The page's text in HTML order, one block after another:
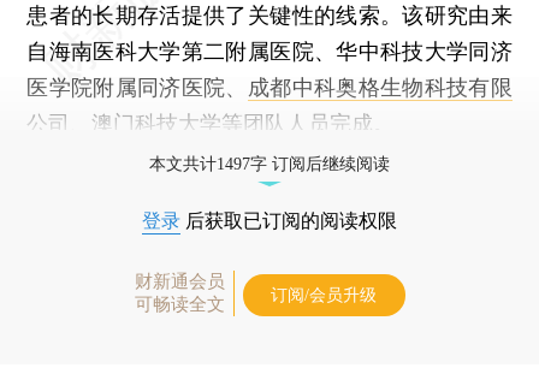
患者的长期存活提供了关键性的线索。该研究由来
自海南医科大学第二附属医院、华中科技大学同济
医学院附属同济医院、
成都中科奥格生物科技有限
公司
、澳门科技大学等团队人员完成。
本文共计1497字 订阅后继续阅读
登录 后获取已订阅的阅读权限
财新通会员
可畅读全文
订阅/会员升级